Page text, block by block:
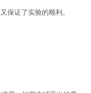
保证了实验的顺利。